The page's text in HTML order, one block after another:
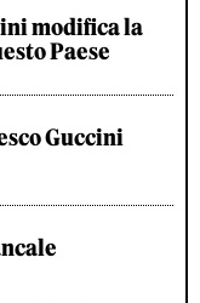
modifica la
Paese
Guccini